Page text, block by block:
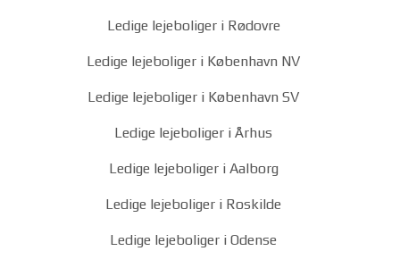
Ledige lejeboliger i Rødovre
Ledige lejeboliger i København NV
Ledige lejeboliger i København SV
Ledige lejeboliger i Århus
Ledige lejeboliger i Aalborg
Ledige lejeboliger i Roskilde
Ledige lejeboliger i Odense